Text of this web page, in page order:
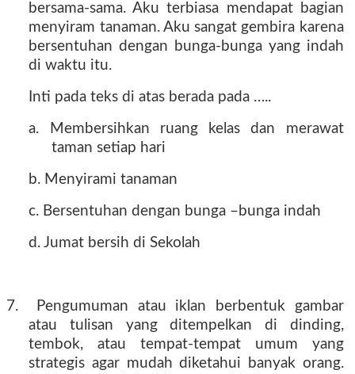
bersama-sama. Aku terbiasa mendapat bagian
menyiram tanaman. Aku sangat gembira karena
bersentuhan dengan bunga-bunga yang indah
di waktu itu.
Inti pada teks di atas berada pada …..
a. Membersihkan ruang kelas dan merawat
taman setiap hari
b. Menyirami tanaman
c. Bersentuhan dengan bunga –bunga indah
d. Jumat bersih di Sekolah
7.
Pengumuman atau iklan berbentuk gambar
atau tulisan yang ditempelkan di dinding,
tembok, atau tempat-tempat umum yang
strategis agar mudah diketahui banyak orang.